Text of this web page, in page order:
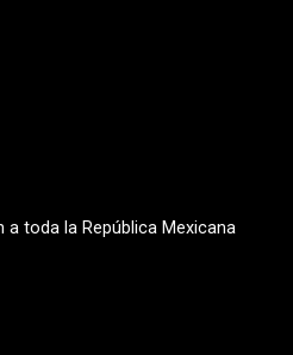
a toda la República Mexicana